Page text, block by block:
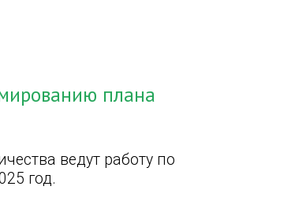
плана
ведут работу по
год.